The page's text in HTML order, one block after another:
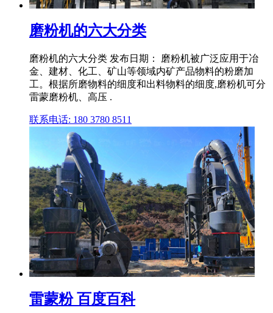
磨粉机的六大分类
磨粉机的六大分类 发布日期： 磨粉机被广泛应用于冶
金、建材、化工、矿山等领域内矿产品物料的粉磨加
工。根据所磨物料的细度和出料物料的细度,磨粉机可分
雷蒙磨粉机、高压 .
联系电话: 180 3780 8511
雷蒙粉 百度百科